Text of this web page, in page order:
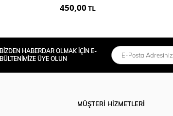
450,00 TL
BİZDEN HABERDAR OLMAK İÇİN E-
BÜLTENİMİZE ÜYE OLUN
MÜŞTERİ HİZMETLERİ